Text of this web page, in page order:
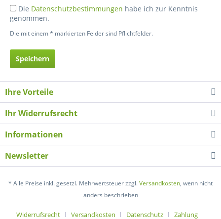
Die Datenschutzbestimmungen habe ich zur Kenntnis
genommen.
Die mit einem * markierten Felder sind Pflichtfelder.
Speichern
Ihre Vorteile
Ihr Widerrufsrecht
Informationen
Newsletter
* Alle Preise inkl. gesetzl. Mehrwertsteuer zzgl.Versandkosten, wenn nicht
anders beschrieben
Widerrufsrecht Versandkosten Datenschutz Zahlung